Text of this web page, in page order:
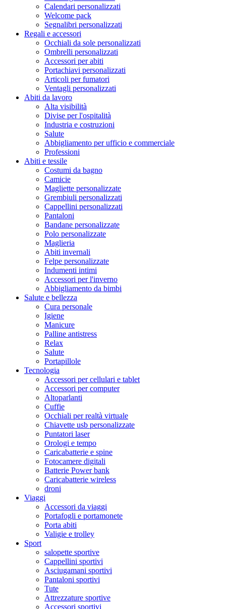
Calendari personalizzati
Welcome pack
Segnalibri personalizzati
Regali e accessori
Occhiali da sole personalizzati
Ombrelli personalizzati
Accessori per abiti
Portachiavi personalizzati
Articoli per fumatori
Ventagli personalizzati
Abiti da lavoro
Alta visibilità
Divise per l'ospitalità
Industria e costruzioni
Salute
Abbigliamento per ufficio e commerciale
Professioni
Abiti e tessile
Costumi da bagno
Camicie
Magliette personalizzate
Grembiuli personalizzati
Cappellini personalizzati
Pantaloni
Bandane personalizzate
Polo personalizzate
Maglieria
Abiti invernali
Felpe personalizzate
Indumenti intimi
Accessori per l'inverno
Abbigliamento da bimbi
Salute e bellezza
Cura personale
Igiene
Manicure
Palline antistress
Relax
Salute
Portapillole
Tecnologia
Accessori per cellulari e tablet
Accessori per computer
Altoparlanti
Cuffie
Occhiali per realtà virtuale
Chiavette usb personalizzate
Puntatori laser
Orologi e tempo
Caricabatterie e spine
Fotocamere digitali
Batterie Power bank
Caricabatterie wireless
droni
Viaggi
Accessori da viaggi
Portafogli e portamonete
Porta abiti
Valigie e trolley
Sport
salopette sportive
Cappellini sportivi
Asciugamani sportivi
Pantaloni sportivi
Tute
Attrezzature sportive
Accessori sportivi